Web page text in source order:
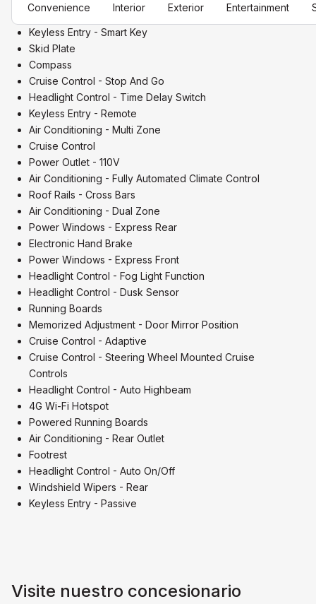
Convenience Interior Exterior Entertainment
Keyless Entry - Smart Key
Skid Plate
Compass
Cruise Control - Stop And Go
Headlight Control - Time Delay Switch
Keyless Entry - Remote
Air Conditioning - Multi Zone
Cruise Control
Power Outlet - 110V
Air Conditioning - Fully Automated Climate Control
Roof Rails - Cross Bars
Air Conditioning - Dual Zone
Power Windows - Express Rear
Electronic Hand Brake
Power Windows - Express Front
Headlight Control - Fog Light Function
Headlight Control - Dusk Sensor
Running Boards
Memorized Adjustment - Door Mirror Position
Cruise Control - Adaptive
Cruise Control - Steering Wheel Mounted Cruise
Controls
Headlight Control - Auto Highbeam
4G Wi-Fi Hotspot
Powered Running Boards
Air Conditioning - Rear Outlet
Footrest
Headlight Control - Auto On/Off
Windshield Wipers - Rear
Keyless Entry - Passive
Visite nuestro concesionario